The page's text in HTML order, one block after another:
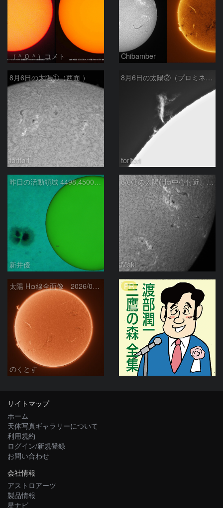
（＾０＾）コメト Chibamber
8月6日の太陽①（西面 ）
toritori
8月6日の太陽②（プロミネン北東縁 ）
toritori
昨日の活動領域 4498,4500：2026/08/05
新井優
8/6朝の太陽(Hα中心付近、4498、4502付近)
Maki
太陽 Hα線全面像 2026/08/06
のくとす
PR
サイトマップ
ホーム
天体写真ギャラリーについて
利用規約
ログイン/新規登録
お問い合わせ
会社情報
アストロアーツ
製品情報
星ナビ